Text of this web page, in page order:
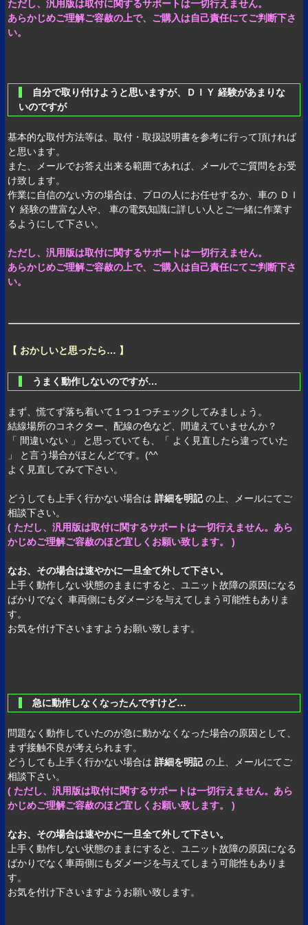
ただし、汎用版は取付に関するサポートは一切行えません。
あらかじめご理解ご容赦の上で、ご購入は自己責任にてご判断下さ
い。
自分で取り付けようと思いますが、ＤＩＹ 経験があまりな
いのですが
基本的な取付方法等は、取付・取扱説明書を参考に行って頂ければ
と思います。
また、メールでお答え出来る範囲であれば、メールでご質問をお受
け致します。
作業に自信のない方の場合は、プロの人にお任せするか、車の ＤＩ
Ｙ 経験の豊富な人や、 車の電気知識に詳しい人とご一緒に作業す
るようにして下さい。
ただし、汎用版は取付に関するサポートは一切行えません。
あらかじめご理解ご容赦の上で、ご購入は自己責任にてご判断下さ
い。
【 おかしいと思ったら… 】
うまく動作しないのですが…
まず、慌てず落ち着いて１つ１つチェックしてみましょう。
結線場所のコネクター、配線の色など、間違えていませんか？
「 間違いない 」 と思っていても、「 よく見直したら違っていた
」 と言う場合がほとんどです。(^^ゞ
よく見直してみて下さい。
どうしても上手く行かない場合は詳細を明記の上、メールにてご
相談下さい。
( ただし、汎用版は取付に関するサポートは一切行えません。あら
かじめご理解ご容赦のほど宜しくお願い致します。 )
なお、その場合は速やかに一旦全て外して下さい。
上手く動作しない状態のままにすると、ユニット故障の原因になる
ばかりでなく 車両側にもダメージを与えてしまう可能性もありま
す。
お気を付け下さいますようお願い致します。
急に動作しなくなったんですけど…
問題なく動作していたのが急に動かなくなった場合の原因として、
まず接触不良が考えられます。
どうしても上手く行かない場合は詳細を明記の上、メールにてご
相談下さい。
( ただし、汎用版は取付に関するサポートは一切行えません。あら
かじめご理解ご容赦のほど宜しくお願い致します。 )
なお、その場合は速やかに一旦全て外して下さい。
上手く動作しない状態のままにすると、ユニット故障の原因になる
ばかりでなく車両側にもダメージを与えてしまう可能性もありま
す。
お気を付け下さいますようお願い致します。